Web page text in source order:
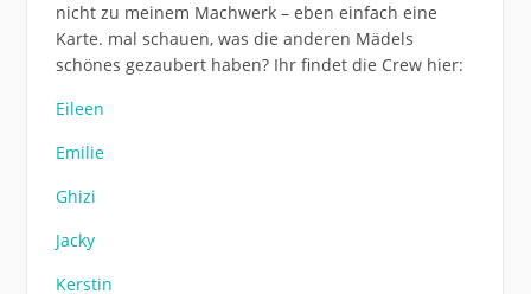
nicht zu meinem Machwerk – eben einfach eine
Karte. mal schauen, was die anderen Mädels
schönes gezaubert haben? Ihr findet die Crew hier:
Eileen
Emilie
Ghizi
Jacky
Kerstin